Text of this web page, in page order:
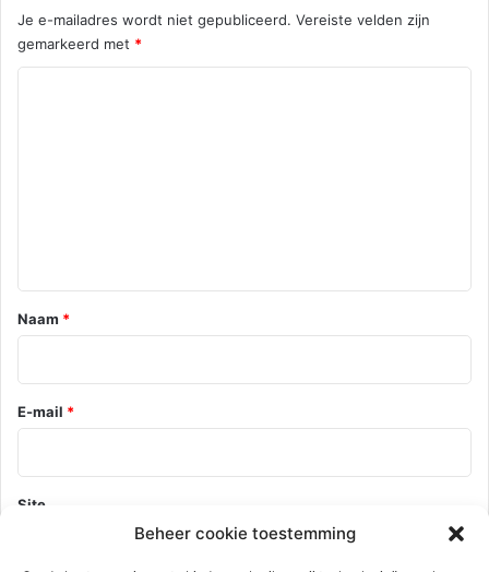
Beheer cookie toestemming
Je e-mailadres wordt niet gepubliceerd. Vereiste velden zijn
gemarkeerd met *
*
Naam *
E-mail *
Site